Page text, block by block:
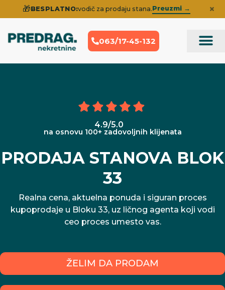
🎁BESPLATNO:vodič za prodaju stana.Preuzmi → ×
063/17-45-132
4.9/5.0
na osnovu 100+ zadovoljnih klijenata
PRODAJA STANOVA BLOK
33
Realna cena, aktuelna ponuda i siguran proces
kupoprodaje u Bloku 33, uz ličnog agenta koji vodi
ceo proces umesto vas.
ŽELIM DA PRODAM